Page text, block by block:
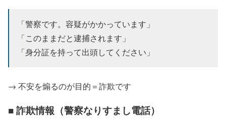
「警察です。容疑がかかっています」
「このままだと逮捕されます」
「身分証を持って出頭してください」
→ 不安を煽るのが目的＝詐欺です
■ 詐欺情報（警察なりすまし電話）